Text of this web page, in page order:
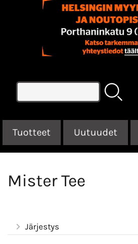
Tuotteet Uutuudet
Mister Tee
Järjestys